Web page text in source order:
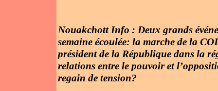
Nouakchott Info : Deux grands
semaine écoulée: la marche de la
président de la République dans la
relations entre le pouvoir et
regain de tension?